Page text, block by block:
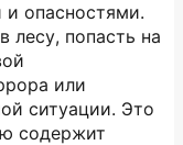
и опасностями.
лесу, попасть на
или
ситуации. Это
содержит